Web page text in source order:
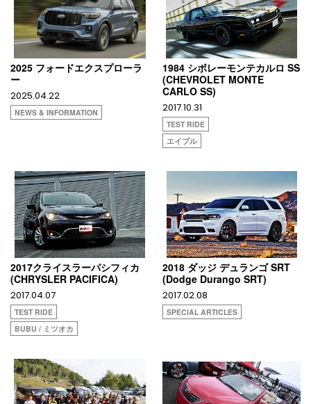
2025 フォードエクスプローラ
ー
2025.04.22
NEWS & INFORMATION
1984 シボレーモンテカルロ SS
(CHEVROLET MONTE
CARLO SS)
2017.10.31
TEST RIDE
エイブル
2017クライスラーパシフィカ
(CHRYSLER PACIFICA)
2017.04.07
TEST RIDE
BUBU / ミツオカ
2018 ダッジ デュランゴ SRT
(Dodge Durango SRT)
2017.02.08
SPECIAL ARTICLES